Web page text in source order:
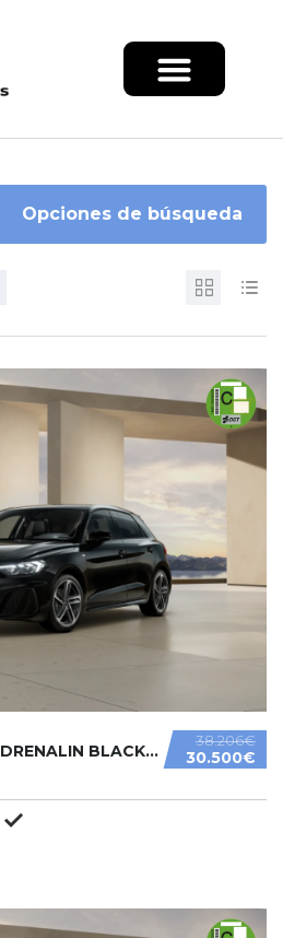
Opciones de búsqueda
38.206€
30.500€
AUDI A1 SPORTBACK ADRENALIN BLACK EDITION S TRONIC 30 TFSI.....